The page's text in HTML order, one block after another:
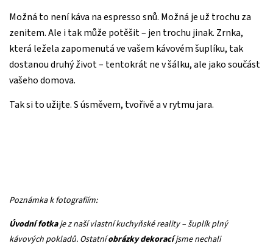
Možná to není káva na espresso snů. Možná je už trochu za
zenitem. Ale i tak může potěšit – jen trochu jinak. Zrnka,
která ležela zapomenutá ve vašem kávovém šuplíku, tak
dostanou druhý život – tentokrát ne v šálku, ale jako součást
vašeho domova.
Tak si to užijte. S úsměvem, tvořivě a v rytmu jara.
Poznámka k fotografiím:
Úvodní fotkaje z naší vlastní kuchyňské reality – šuplík plný
kávových pokladů. Ostatníobrázky dekoracíjsme nechali